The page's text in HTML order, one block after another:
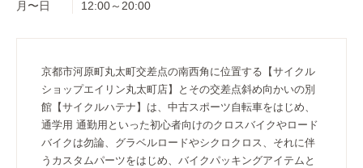
月〜日
12:00～20:00
京都市河原町丸太町交差点の南西角に位置する【サイクル
ショップエイリン丸太町店】とその交差点斜め向かいの別
館【サイクルハテナ】は、中古スポーツ自転車をはじめ、
通学用 通勤用といった初心者向けのクロスバイクやロード
バイクは勿論、グラベルロードやシクロクロス、それに伴
うカスタムパーツをはじめ、バイクパッキングアイテムと